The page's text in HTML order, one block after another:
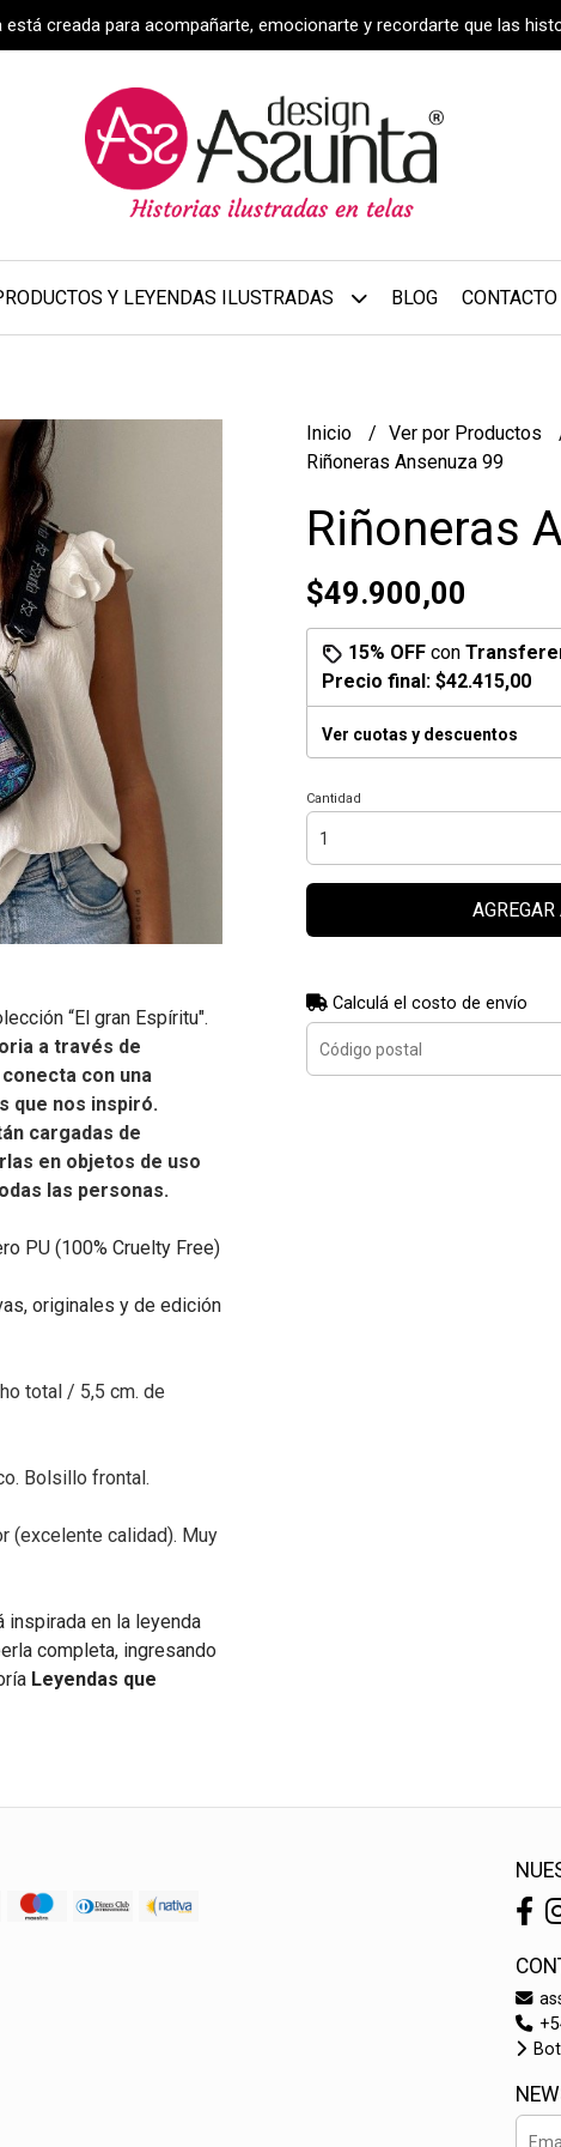
está creada para acompañarte, emocionarte y recordarte que las
Y LEYENDAS ILUSTRADAS BLOG CONTACTO
“El gran Espíritu".
a través de
con una
que nos inspiró.
cargadas de
en objetos de uso
las personas.
PU (100% Cruelty Free)
originales y de edición
total / 5,5 cm. de
Bolsillo frontal.
(excelente calidad). Muy
en la leyenda
completa, ingresando
Leyendas que
Inicio Ver por Productos
Riñoneras Ansenuza 99
Riñoneras
$49.900,00
15% OFF con
Precio final: $42.415,00
Ver cuotas y descuentos
Cantidad
Calculá el costo de envío